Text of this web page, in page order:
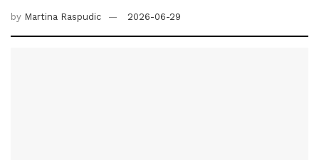
by Martina Raspudic 2026-06-29